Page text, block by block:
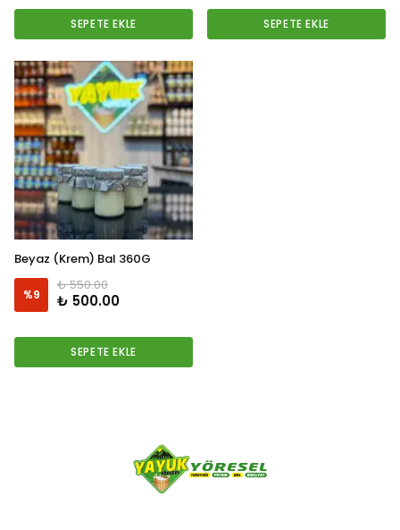
SEPETE EKLE SEPETE EKLE
Beyaz (Krem) Bal 360G
%9
₺ 550.00
₺ 500.00
SEPETE EKLE